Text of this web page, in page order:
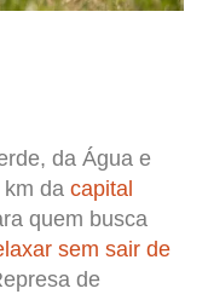
da Água e
km da capital
quem busca
sem sair de
de